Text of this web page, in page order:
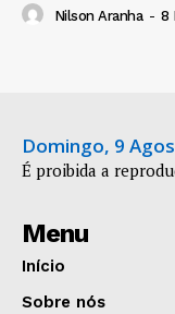
Nilson Aranha - 8
Domingo, 9
É proibida a
Menu
Início
Sobre nós